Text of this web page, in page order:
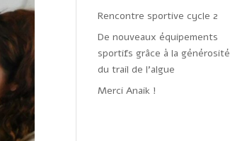
Rencontre sportive cycle 2
De nouveaux équipements
sportifs grâce à la générosité
du trail de l’algue
Merci Anaik !